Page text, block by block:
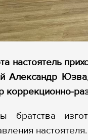
настоятель
Александр
коррекционно-
братства
настоятеля.